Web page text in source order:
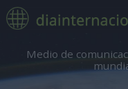
Medio de